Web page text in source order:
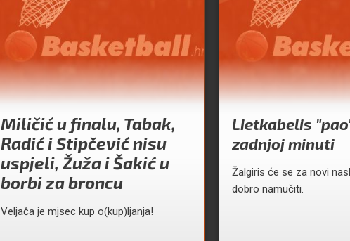
Miličić u finalu, Tabak,
Radić i Stipčević nisu
uspjeli, Žuža i Šakić u
borbi za broncu
Veljača je mjsec kup o(kup)ljanja!
Lietkabelis
zadnjoj minuti
Žalgiris će se za novi
dobro namučiti.